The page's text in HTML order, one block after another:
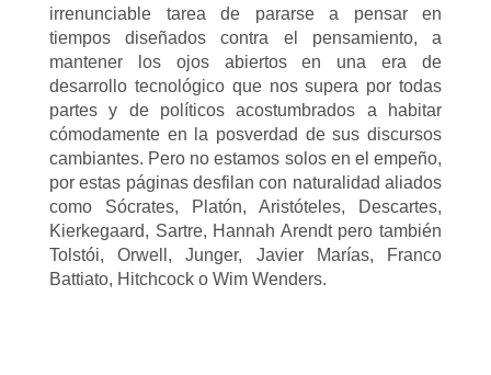
irrenunciable tarea de pararse a pensar en
tiempos diseñados contra el pensamiento, a
mantener los ojos abiertos en una era de
desarrollo tecnológico que nos supera por todas
partes y de políticos acostumbrados a habitar
cómodamente en la posverdad de sus discursos
cambiantes. Pero no estamos solos en el empeño,
por estas páginas desfilan con naturalidad aliados
como Sócrates, Platón, Aristóteles, Descartes,
Kierkegaard, Sartre, Hannah Arendt pero también
Tolstói, Orwell, Junger, Javier Marías, Franco
Battiato, Hitchcock o Wim Wenders.